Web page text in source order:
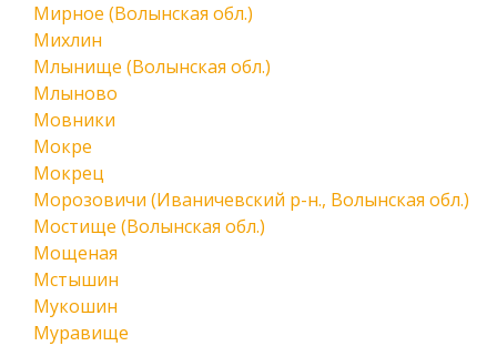
Мирное (Волынская обл.)
Михлин
Млынище (Волынская обл.)
Млыново
Мовники
Мокре
Мокрец
Морозовичи (Иваничевский р-н., Волынская обл.)
Мостище (Волынская обл.)
Мощеная
Мстышин
Мукошин
Муравище